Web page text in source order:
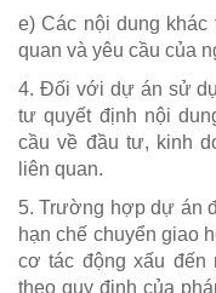
e) Các nội dung khác
quan và yêu cầu của
4. Đối với dự án sử
tư quyết định nội
cầu về đầu tư, kinh
liên quan.
5. Trường hợp dự án
hạn chế chuyển giao
cơ tác động xấu đến
theo quy định của